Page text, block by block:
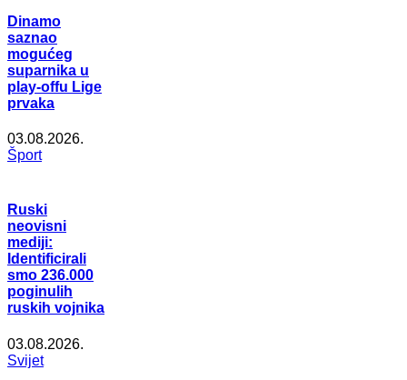
Dinamo
saznao
mogućeg
suparnika u
play-offu Lige
prvaka
03.08.2026.
Šport
Ruski
neovisni
mediji:
Identificirali
smo 236.000
poginulih
ruskih vojnika
03.08.2026.
Svijet